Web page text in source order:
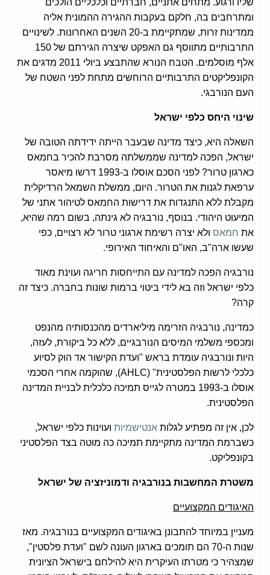
ומתרחבים בה, חלקם בעקבות ההגירה ההמונית אליה
ממדינות זרות, שמתקיימת ב-20 השנים האחרונות. לשינויים
התרבותיים מתווסף גם האפקט שיצרה הגירתם של 150
אלף מוסלמים. הטבח הנורא שהתבצע ביולי 2011 מדגים את
הקונפליקטים התרבותיים הרוחשים מתחת לפני השטח של
העם הנורבגי.
שינוי היחס כלפי ישראל
השאלה היא, כיצד מדינה שבעבר הייתה ידידתה הטובה של
ישראל, הפכה למדינה שממשלתה מסרבת להכיר בחמאס
כארגון טרור? לפני הסכם אוסלו ב-1993 דרשו מיאסר
ערפאת לגנות את הטרור. היום, ממשלת השמאל הרדיקלית
מקבלת ללא התנגדות את דרישות החמאס לטיהור אתני של
המיעוט היהודי. בנוסף, נורבגיה לא גינתה, בשום רמה שהיא,
את חמאס ולא יצרה רשימת ארגוני טרור לא רצויים, כפי
שעשו ארה"ב, האו"ם והאיחוד האירופי.
נורבגיה הפכה למדינה עם התייחסות חריגה ועוינת מאוד
כלפי ישראל וזה בא לידי ביטוי ברמות שונות בחברה. כיצד זה
קרה?
כמדינה, נורבגיה הזרימה מיליארדים מהכנסותיה מהנפט
ומכספי משלמי המיסים הנורבגיים, ללא כל ביקורת, לעזה,
היות ונורבגיה עומדת בראש "ועדת הקישור אד הוק לסיוע
כלכלי לרשות הפלסטינית" (AHLC), שהוקמה אחרי הסכמי
אוסלו ב-1993 במטרה לגייס תמיכה כלכלית לבניית המדינה
הפלסטינית.
לכן, אין זה מפתיע לגלות אנטישמיות ועוינות כלפי ישראל,
כשברמת המדינה מתקיימת תמיכה כה מוטה בצד הפלסטיני
בקונפליקט.
משטרת המחשבות בנורבגיה ודמוניזציה של ישראל
האיגודים המקצועיים
מעניין במיוחד להתבונן באיגודים המקצועיים בנורבגיה. מאז
שנות ה-70 הם תומכים בארגון העונה לשם "ועדת פלסטין",
שמצהיר כי מטרתו העיקרית היא להילחם בישראל הציונית